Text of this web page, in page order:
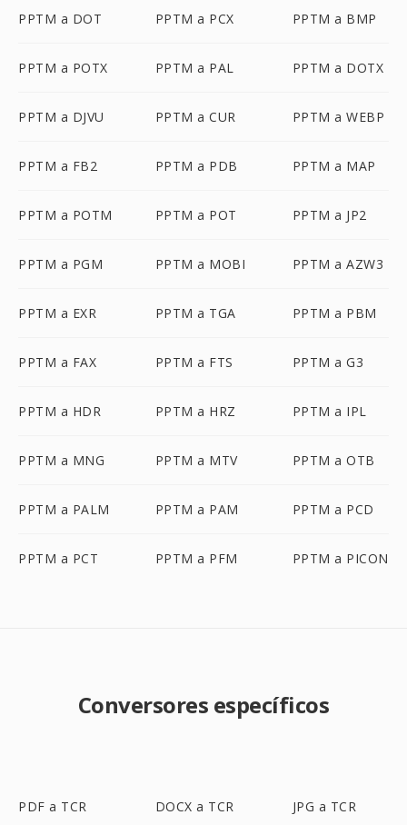
PPTM a DOT PPTM a PCX PPTM a BMP
PPTM a POTX PPTM a PAL PPTM a DOTX
PPTM a DJVU PPTM a CUR PPTM a WEBP
PPTM a FB2 PPTM a PDB PPTM a MAP
PPTM a POTM PPTM a POT PPTM a JP2
PPTM a PGM PPTM a MOBI PPTM a AZW3
PPTM a EXR PPTM a TGA PPTM a PBM
PPTM a FAX PPTM a FTS PPTM a G3
PPTM a HDR PPTM a HRZ PPTM a IPL
PPTM a MNG PPTM a MTV PPTM a OTB
PPTM a PALM PPTM a PAM PPTM a PCD
PPTM a PCT PPTM a PFM PPTM a PICON
Conversores específicos
PDF a TCR DOCX a TCR JPG a TCR